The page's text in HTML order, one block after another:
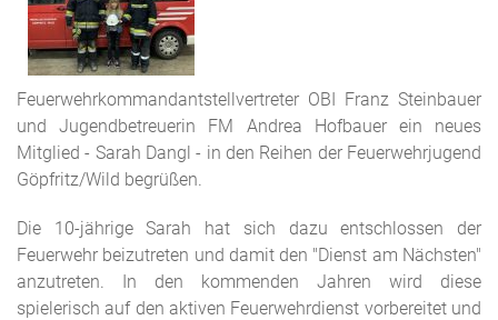
Feuerwehrkommandantstellvertreter OBI Franz Steinbauer
und Jugendbetreuerin FM Andrea Hofbauer ein neues
Mitglied - Sarah Dangl - in den Reihen der Feuerwehrjugend
Göpfritz/Wild begrüßen.
Die 10-jährige Sarah hat sich dazu entschlossen der
Feuerwehr beizutreten und damit den "Dienst am Nächsten"
anzutreten. In den kommenden Jahren wird diese
spielerisch auf den aktiven Feuerwehrdienst vorbereitet und